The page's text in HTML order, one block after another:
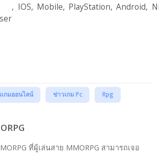
, IOS, Mobile, PlayStation, Android,
กมออนไลน์ ข่าวเกม Pc Rpg
ที่ผู้เล่นสาย MMORPG สามารถเจอ